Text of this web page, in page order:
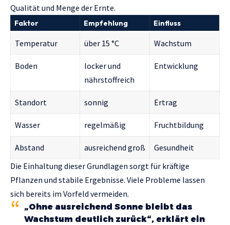
Qualität und Menge der Ernte.
Faktor Empfehlung Einfluss
Temperatur über 15 °C Wachstum
Boden
locker und
nährstoffreich
Entwicklung
Standort sonnig Ertrag
Wasser regelmäßig Fruchtbildung
Abstand ausreichend groß
Gesundheit
Die Einhaltung dieser Grundlagen sorgt für kräftige
Pflanzen und stabile Ergebnisse. Viele Probleme lassen
sich bereits im Vorfeld vermeiden.
„Ohne ausreichend Sonne bleibt das
Wachstum deutlich zurück“, erklärt ein